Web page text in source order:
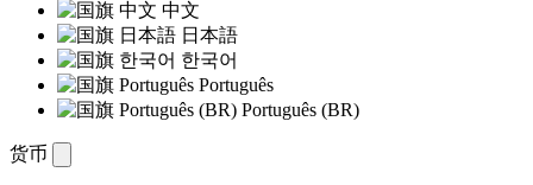
中文
日本語
한국어
Português
Português (BR)
货币